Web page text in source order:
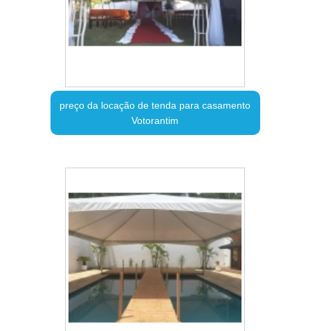
preço da locação de tenda para casamento
Votorantim